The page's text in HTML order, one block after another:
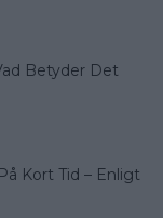
Betyder Det
Kort Tid – Enligt